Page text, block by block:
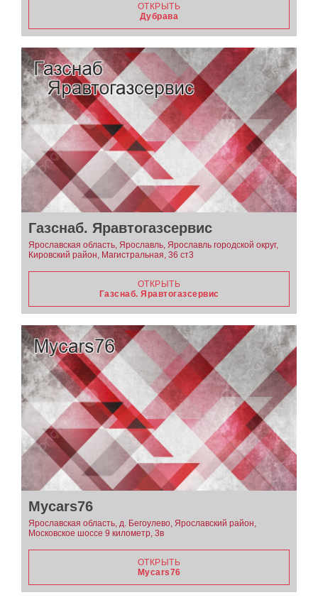
ОТКРЫТЬ
Дубрава
Газснаб. Яравтогазсервис
Ярославская область, Ярославль, Ярославль городской округ,
Кировский район, Магистральная, 36 ст3
ОТКРЫТЬ
Газснаб. Яравтогазсервис
Mycars76
Ярославская область, д. Бегоулево, Ярославский район,
Московское шоссе 9 километр, 3в
ОТКРЫТЬ
Mycars76